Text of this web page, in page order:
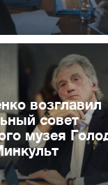
возглавил
совет
музея